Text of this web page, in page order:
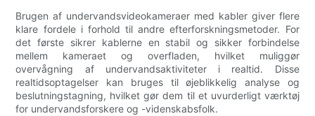
Brugen af undervandsvideokameraer med kabler giver flere
klare fordele i forhold til andre efterforskningsmetoder. For
det første sikrer kablerne en stabil og sikker forbindelse
mellem kameraet og overfladen, hvilket muliggør
overvågning af undervandsaktiviteter i realtid. Disse
realtidsoptagelser kan bruges til øjeblikkelig analyse og
beslutningstagning, hvilket gør dem til et uvurderligt værktøj
for undervandsforskere og -videnskabsfolk.